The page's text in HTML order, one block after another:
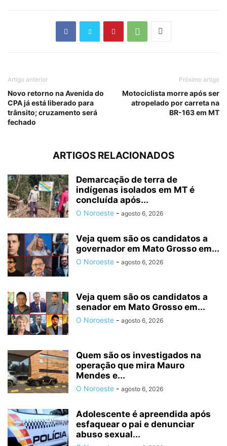
Artigo anterior
Novo retorno na Avenida do
CPA já está liberado para
trânsito; cruzamento será
fechado
Próximo artigo
Motociclista morre após ser
atropelado por carreta na
BR-163 em MT
ARTIGOS RELACIONADOS
Demarcação de terra de
indígenas isolados em MT é
concluída após...
O Noroeste - agosto 6, 2026
Veja quem são os candidatos a
governador em Mato Grosso em...
O Noroeste - agosto 6, 2026
Veja quem são os candidatos a
senador em Mato Grosso em...
O Noroeste - agosto 6, 2026
Quem são os investigados na
operação que mira Mauro
Mendes e...
O Noroeste - agosto 6, 2026
Adolescente é apreendida após
esfaquear o pai e denunciar
abuso sexual...